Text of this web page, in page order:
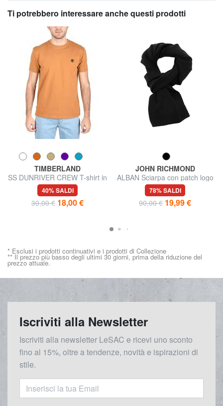
Ti potrebbero interessare anche questi prodotti
TIMBERLAND
SS DUNRIVER CREW T-shirt in
cotone
40% SALDI
30,00 € 18,00 €
JOHN RICHMOND
ALBAN Sciarpa con patch logo
78% SALDI
90,00 € 19,99 €
* Esclusi i prodotti continuativi e i prodotti di Collezione
** Il prezzo più basso degli ultimi 30 giorni, prima della riduzione del
prezzo attuale.
Iscriviti alla Newsletter
Iscriviti alla newsletter LeSAC e ricevi uno sconto
fino al 15%, oltre a tendenze, novità e ispirazioni di
stile.